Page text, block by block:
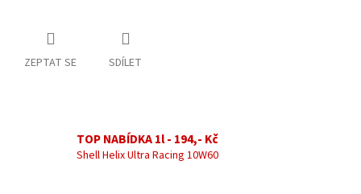
ZEPTAT SE SDÍLET
TOP NABÍDKA 1l - 194,- Kč
Shell Helix Ultra Racing 10W60